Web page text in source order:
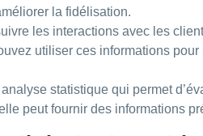
la fidélisation.
les interactions avec les
utiliser ces informations
statistique qui permet
peut fournir des informations